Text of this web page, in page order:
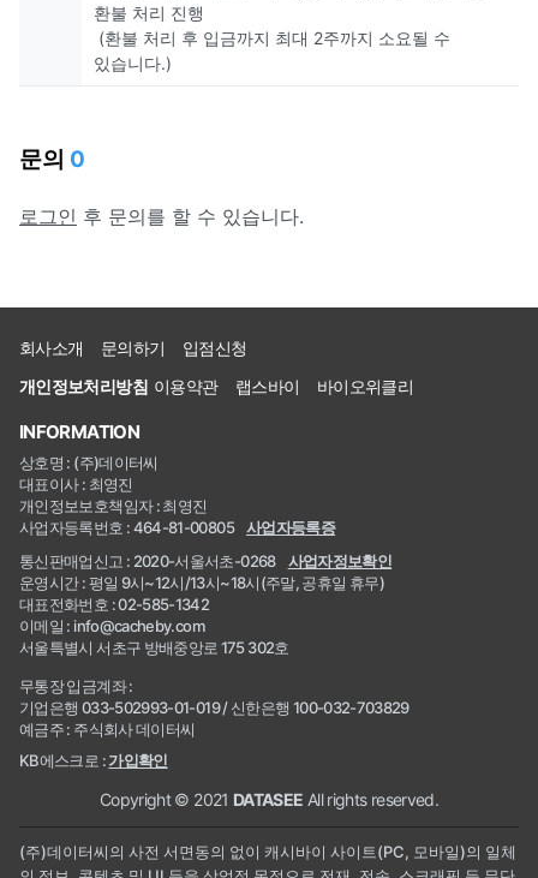
환불 처리 진행
(환불 처리 후 입금까지 최대 2주까지 소요될 수
있습니다.)
문의 0
로그인 후 문의를 할 수 있습니다.
회사소개 문의하기
입점신청
개인정보처리방침 이용약관 랩스바이 바이오위클리
INFORMATION
상호명 : (주)데이터씨
대표이사 : 최영진
개인정보보호책임자 : 최영진
사업자등록번호 : 464-81-00805
사업자등록증
통신판매업신고 : 2020-서울서초-0268
사업자정보확인
운영시간 : 평일 9시~12시/13시~18시(주말, 공휴일 휴무)
대표전화번호 : 02-585-1342
이메일 : info@cacheby.com
서울특별시 서초구 방배중앙로 175 302호
무통장 입금계좌 :
기업은행 033-502993-01-019 / 신한은행 100-032-703829
예금주 : 주식회사 데이터씨
KB에스크로 :가입확인
Copyright © 2021 DATASEE All rights reserved.
(주)데이터씨의 사전 서면동의 없이 캐시바이 사이트(PC, 모바일)의 일체